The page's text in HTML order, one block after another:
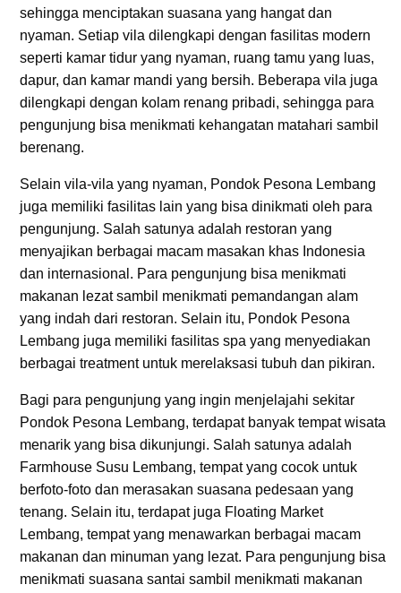
sehingga menciptakan suasana yang hangat dan
nyaman. Setiap vila dilengkapi dengan fasilitas modern
seperti kamar tidur yang nyaman, ruang tamu yang luas,
dapur, dan kamar mandi yang bersih. Beberapa vila juga
dilengkapi dengan kolam renang pribadi, sehingga para
pengunjung bisa menikmati kehangatan matahari sambil
berenang.
Selain vila-vila yang nyaman, Pondok Pesona Lembang
juga memiliki fasilitas lain yang bisa dinikmati oleh para
pengunjung. Salah satunya adalah restoran yang
menyajikan berbagai macam masakan khas Indonesia
dan internasional. Para pengunjung bisa menikmati
makanan lezat sambil menikmati pemandangan alam
yang indah dari restoran. Selain itu, Pondok Pesona
Lembang juga memiliki fasilitas spa yang menyediakan
berbagai treatment untuk merelaksasi tubuh dan pikiran.
Bagi para pengunjung yang ingin menjelajahi sekitar
Pondok Pesona Lembang, terdapat banyak tempat wisata
menarik yang bisa dikunjungi. Salah satunya adalah
Farmhouse Susu Lembang, tempat yang cocok untuk
berfoto-foto dan merasakan suasana pedesaan yang
tenang. Selain itu, terdapat juga Floating Market
Lembang, tempat yang menawarkan berbagai macam
makanan dan minuman yang lezat. Para pengunjung bisa
menikmati suasana santai sambil menikmati makanan